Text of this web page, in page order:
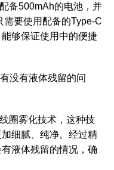
备500mAh的电池，并
要使用配备的Type-C
够保证使用中的便捷
没有液体残留的问
圈雾化技术，这种技
细腻、纯净。经过精
液体残留的情况，确